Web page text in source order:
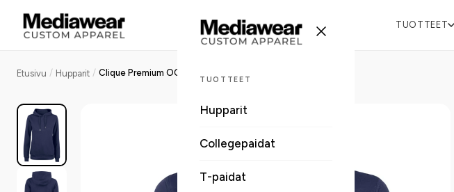
TUOTTEET
TUOTTEET
Hupparit
Collegepaidat
T-paidat
Etusivu / Hupparit / Clique Premium OC Hoody naisten huppari